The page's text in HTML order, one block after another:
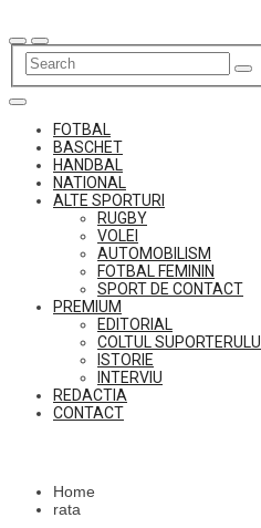
to
content
FOTBAL
BASCHET
HANDBAL
NATIONAL
ALTE SPORTURI
RUGBY
VOLEI
AUTOMOBILISM
FOTBAL FEMININ
SPORT DE CONTACT
PREMIUM
EDITORIAL
COLTUL SUPORTERULUI
ISTORIE
INTERVIU
REDACTIA
CONTACT
Home
rata